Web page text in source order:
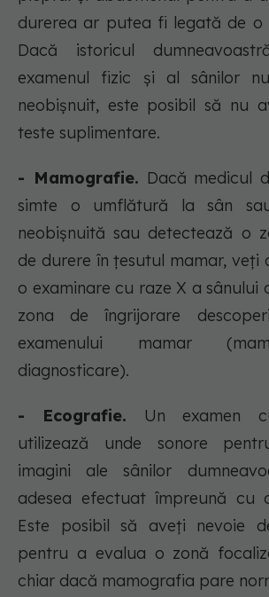
durerea ar putea fi legată de o
Dacă istoricul
examenul fizic și al sânilor
neobișnuit, este posibil să nu
teste suplimentare.
- Mamografie. Dacă medicul
simte o umflătură la sân
neobișnuită sau detectează o
de durere în țesutul mamar, veți
o examinare cu raze X a sânului
zona de îngrijorare
examenului mamar
diagnosticare).
- Ecografie. Un examen
utilizează unde sonore
imagini ale sânilor
adesea efectuat împreună cu
Este posibil să aveți nevoie
pentru a evalua o zonă
chiar dacă mamografia pare